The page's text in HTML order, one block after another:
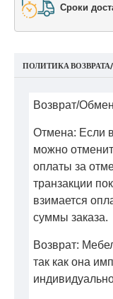
Сроки
ПОЛИТИКА
Возврат/
Отмена: Если
можно
оплаты за
транзакции
взимается
суммы заказа.
Возврат:
так как она